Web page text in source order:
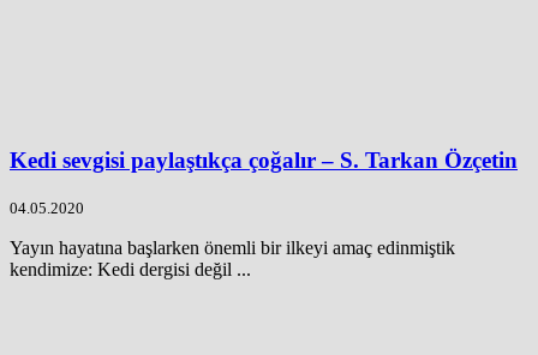
Kedi sevgisi paylaştıkça çoğalır – S. Tarkan Özçetin
04.05.2020
Yayın hayatına başlarken önemli bir ilkeyi amaç edinmiştik
kendimize: Kedi dergisi değil ...